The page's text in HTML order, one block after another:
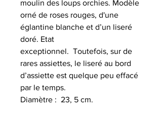
moulin des loups orchies. Modèle
orné de roses rouges, d'une
églantine blanche et d’un liseré
doré. Etat
exceptionnel. Toutefois, sur de
rares assiettes, le liseré au bord
d’assiette est quelque peu effacé
par le temps.
Diamètre : 23, 5 cm.